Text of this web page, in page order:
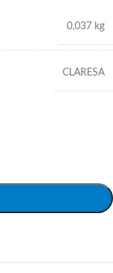
0,037 kg
CLARESA